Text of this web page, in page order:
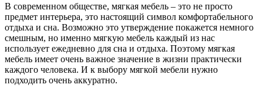
В современном обществе, мягкая мебель – это не просто
предмет интерьера, это настоящий символ комфортабельного
отдыха и сна. Возможно это утверждение покажется немного
смешным, но именно мягкую мебель каждый из нас
использует ежедневно для сна и отдыха. Поэтому мягкая
мебель имеет очень важное значение в жизни практически
каждого человека. И к выбору мягкой мебели нужно
подходить очень аккуратно.